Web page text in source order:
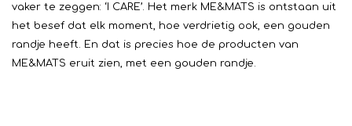
vaker te zeggen: ‘I CARE’. Het merk ME&MATS is ontstaan uit
het besef dat elk moment, hoe verdrietig ook, een gouden
randje heeft. En dat is precies hoe de producten van
ME&MATS eruit zien, met een gouden randje.